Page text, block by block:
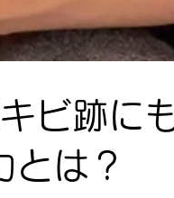
ビ跡に
とは？